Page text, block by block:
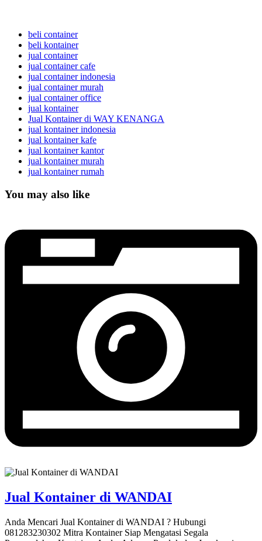
beli container
beli kontainer
jual container
jual container cafe
jual container indonesia
jual container murah
jual container office
jual kontainer
Jual Kontainer di WAY KENANGA
jual kontainer indonesia
jual kontainer kafe
jual kontainer kantor
jual kontainer murah
jual kontainer rumah
You may also like
Jual Kontainer di WANDAI
Anda Mencari Jual Kontainer di WANDAI ? Hubungi
081283230302 Mitra Kontainer Siap Mengatasi Segala